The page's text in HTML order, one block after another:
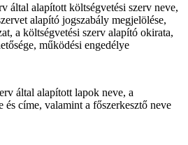
által alapított költségvetési szerv neve,
alapító jogszabály megjelölése,
a költségvetési szerv alapító okirata,
működési engedélye
által alapított lapok neve, a
és címe, valamint a főszerkesztő neve